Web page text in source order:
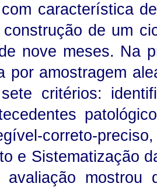
característica
de um
nove meses. Na
por amostragem
critérios:
correto-
e Sistematização
avaliação